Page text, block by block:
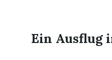
Ein Ausflug